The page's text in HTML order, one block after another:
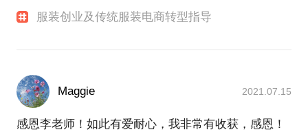
服装创业及传统服装电商转型指导
Maggie 2021.07.15
感恩李老师！如此有爱耐心，我非常有收获，感恩！